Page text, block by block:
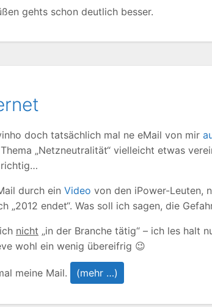
gehts schon deutlich besser.
doch tatsächlich mal ne eMail von mir
„Netzneutralität“ vielleicht etwas
richtig…
durch ein Video von den iPower-Leuten,
„2012 endet“. Was soll ich sagen, die
nicht „in der Branche tätig“ – ich les halt
wohl ein wenig übereifrig 😉
meine Mail. (mehr …)